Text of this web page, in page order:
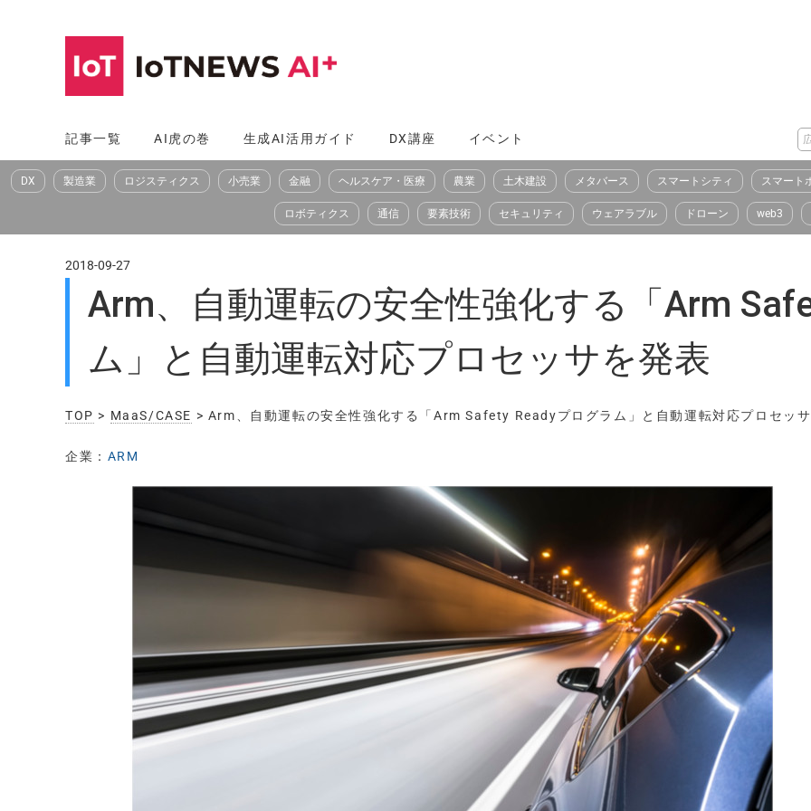
へ
ス
記事一覧 AI虎の巻 生成AI活用ガイド DX講座 イベント
DX 製造業 ロジスティクス 小売業 金融 ヘルスケア・医療 農業 土木建設 メタバース スマートシティ スマート
ロボティクス 通信 要素技術 セキュリティ ウェアラブル ドローン web3
2018-09-27
Arm、自動運転の安全性強化する「Arm
ム」と自動運転対応プロセッサを発表
TOP > MaaS/CASE > Arm、自動運転の安全性強化する「Arm Safety Readyプログラム」と自動運転対応プロセッ
企業： ARM